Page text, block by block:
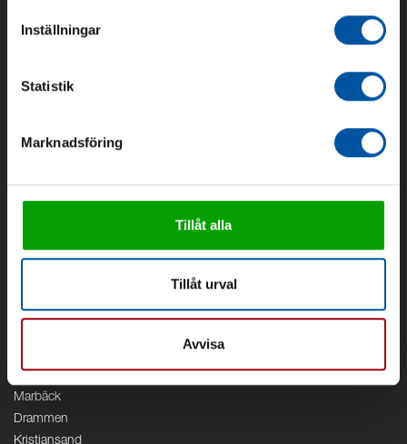
Inställningar
Statistik
Marknadsföring
Tillåt alla
Tillåt urval
Avvisa
Kontakt
Områden
Vattenrening
Geoenergi
Debe
Marbäck
Drammen
Kristiansand